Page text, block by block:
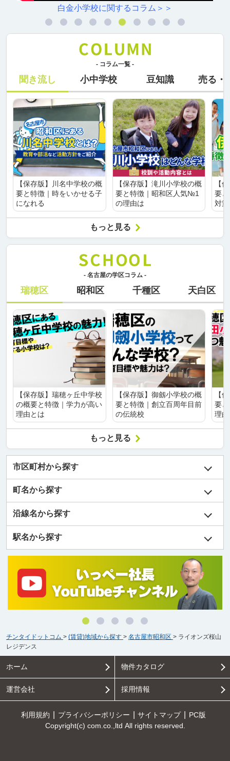
白金小学校に関するコラム＞＞
- コラム一覧 -
聞き流し 小中学校 豆知識 売る・
【保存版】川名中学校の概
要と特徴｜時をいかせる子
になれる
【保存版】滝川小学校の概
要と特徴｜昭和区人気№1
の理由は
【
要
対
もっと見る
- 名古屋の学区コラム -
瑞穂区 昭和区 千種区 天白区
【保存版】瑞穂ヶ丘中学校
の概要と特徴｜学力が高い
理由とは
【保存版】御劔小学校の概
要と特徴｜創立百周年目前
の伝統校
【
要
理
もっと見る
市区町村から探す
町名から探す
沿線名から探す
駅名から探す
チンタイドットコム > (賃貸)地域から探す > 名古屋市昭和区 > ライオンズ桜山
レジデンス
ホーム 物件カタログ
運営会社 採用情報
利用規約 プライバシーポリシー サイトマップ
PC版
Copyright(c) com.co.,ltd All rights reserved.